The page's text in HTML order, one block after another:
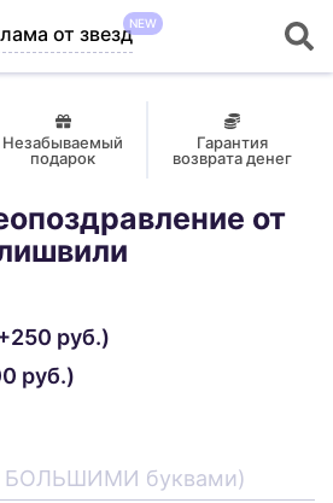
от звездNEW
Незабываемый
подарок
Гарантия
возврата денег
от
руб.)
руб.)